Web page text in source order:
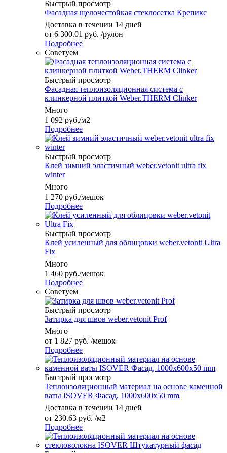
Быстрый просмотр
Фасадная щелочестойкая стеклосетка Крепикс
Доставка в течении 14 дней
от 6 300.01 руб. /рулон
Подробнее
Советуем
Быстрый просмотр
Фасадная теплоизоляционная система с
клинкерной плиткой Weber.THERM Clinker
Много
1 092 руб./м2
Подробнее
Быстрый просмотр
Клей зимний эластичный weber.vetonit ultra fix
winter
Много
1 270 руб./мешок
Подробнее
Быстрый просмотр
Клей усиленный для облицовки weber.vetonit Ultra
Fix
Много
1 460 руб./мешок
Подробнее
Советуем
Быстрый просмотр
Затирка для швов weber.vetonit Prof
Много
от 1 827 руб. /мешок
Подробнее
Быстрый просмотр
Теплоизоляционный материал на основе каменной
ваты ISOVER Фасад, 1000x600x50 mm
Доставка в течении 14 дней
от 230.63 руб. /м2
Подробнее